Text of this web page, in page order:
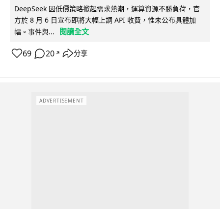
DeepSeek 因低價策略掀起需求熱潮，運算資源不勝負荷，官
方於 8 月 6 日宣布即將大幅上調 API 收費，惟未公布具體加
幅。事件與...
閱讀全文
69 20 ↗ 分享
ADVERTISEMENT